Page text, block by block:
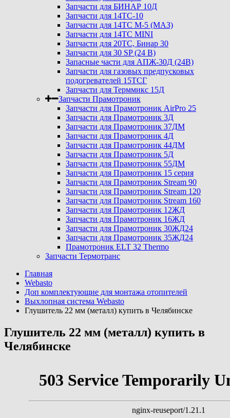
Запчасти для БИНАР 10Д
Запчасти для 14ТС-10
Запчасти для 14ТС М-5 (МАЗ)
Запчасти для 14ТС MINI
Запчасти для 20ТС, Бинар 30
Запчасти для 30 SP (24 В)
Запасные части для АПЖ-30Д (24В)
Запчасти для газовых предпусковых
подогревателей 15ТСГ
Запчасти для Терммикс 15Д
Запчасти Прамотроник
Запчасти для Прамотроник AirPro 25
Запчасти для Прамотроник 3Д
Запчасти для Прамотроник 37ДМ
Запчасти для Прамотроник 4Д
Запчасти для Прамотроник 44ДМ
Запчасти для Прамотроник 5Д
Запчасти для Прамотроник 55ДМ
Запчасти для Прамотроник 15 серия
Запчасти для Прамотроник Stream 90
Запчасти для Прамотроник Stream 120
Запчасти для Прамотроник Stream 160
Запчасти для Прамотроник 12ЖД
Запчасти для Прамотроник 16ЖД
Запчасти для Прамотроник 30ЖД24
Запчасти для Прамотроник 35ЖД24
Прамотроник ELT 32 Thermo
Запчасти Термотранс
Главная
Webasto
Доп комплектующие для монтажа отопителей
Выхлопная система Webasto
Глушитель 22 мм (металл) купить в Челябинске
Глушитель 22 мм (металл) купить в
Челябинске